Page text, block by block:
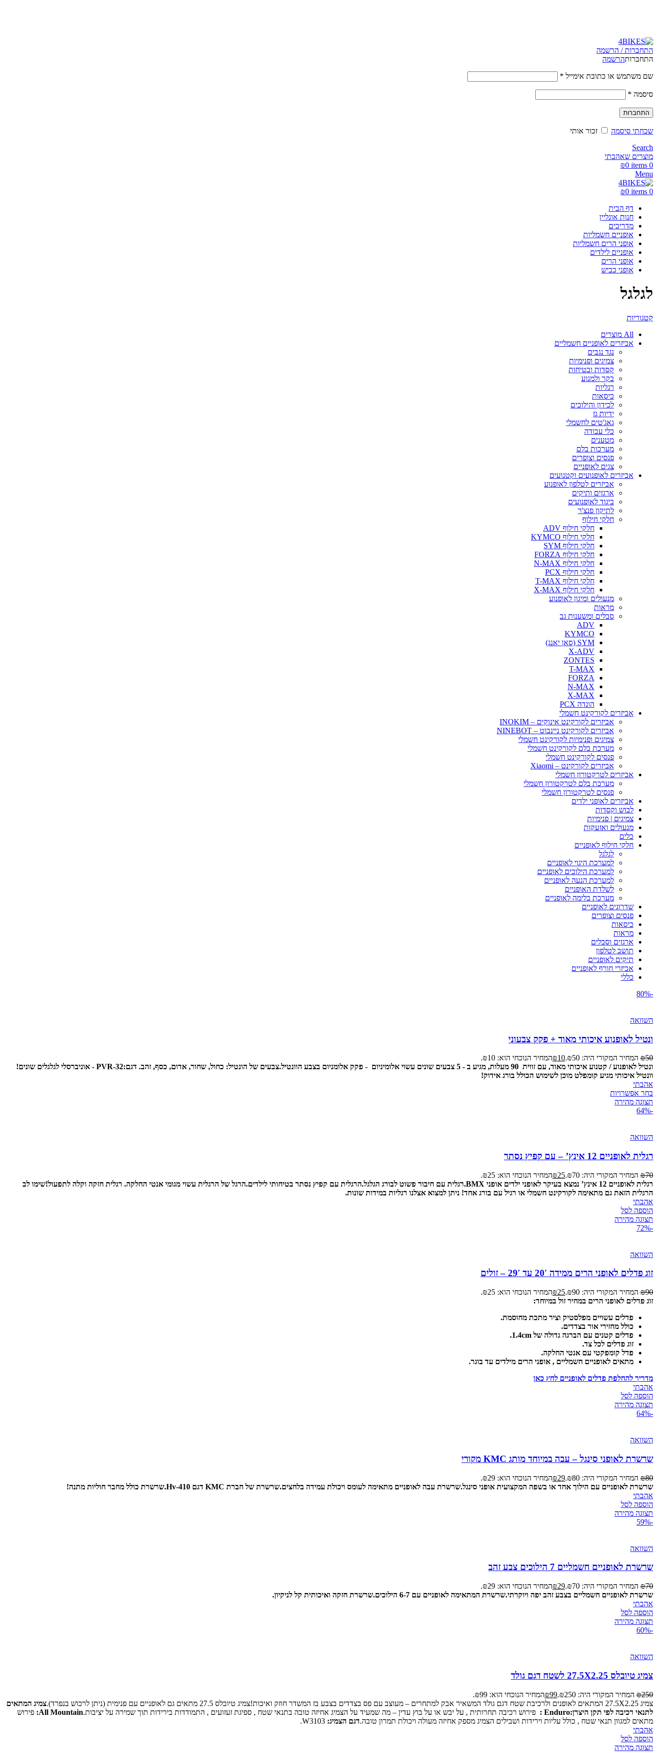
התחברות / הרשמה
התחברותהרשמה
שם משתמש או כתובת אימייל *
סיסמה *
התחברות
שכחתי סיסמה
זכור אותי
Search
מוצרים שאהבתי
0
items
₪0
Menu
0
items
₪0
דף הבית
חנות אונליין
מדריכים
אופניים חשמליות
אופני הרים חשמליות
אופניים לילדים
אופני הרים
אופני כביש
לגלגל
קטגוריות
All מוצרים
אביזרים לאופניים חשמליים
נגד נגבים
צמיגים ופנימיות
קסדות ובטיחות
בקר ולמנוע
רגליות
כיסאות
לכידון והילוכים
ידיות גז
גאג'טים לחשמלי
כלי עבודה
מטענים
מערכות בלם
פנסים וצופרים
צגים לאופניים
אביזרים לאופנועים וקטנועים
אביזרים לטלפון לאופנוע
ארגזים ותיקים
ביגוד לאופנועים
לתיקון פנצ'ר
חלקי חילוף
חלקי חילוף ADV
חלקי חילוף KYMCO
חלקי חילוף SYM
חלקי חילוף FORZA
חלקי חילוף N-MAX
חלקי חילוף PCX
חלקי חילוף T-MAX
חלקי חילוף X-MAX
מנעולים ומיגון לאופנוע
מראות
סבלים ומשענות גב
ADV
KYMCO
SYM (סאן יאנג)
X-ADV
ZONTES
T-MAX
FORZA
N-MAX
X-MAX
הונדה PCX
אביזרים לקורקינט חשמלי
אביזרים לקורקינט אינוקים – INOKIM
אביזרים לקורקינט ניינבוט – NINEBOT
צמיגים ופנימיות לקורקינט חשמלי
מערכת בלם לקורקינט חשמלי
פנסים לקורקינט חשמלי
אביזרים לקורקינט – Xiaomi
אביזרים לטרקטורון חשמלי
מערכת בלם לטרקטורון חשמלי
פנסים לטרקטורון חשמלי
אביזרים לאופני ילדים
לבוש וקסדות
צמיגים | פנימיות
מנעולים ואזעקות
כלים
חלקי חילוף לאופניים
לגלגל
למערכת היגוי לאופניים
למערכת הילוכים לאופניים
למערכת הנעה לאופניים
לשלדת האופניים
מערכת בלימה לאופניים
שדרוגים לאופניים
פנסים וצופרים
כיסאות
מראות
ארגזים וסבלים
תושב לטלפון
תיקים לאופניים
אביזרי חורף לאופניים
כללי
-80%
השוואה
ונטיל לאופנוע איכותי מאוד + פקק צבעוני
₪50 המחיר המקורי היה: ₪50. ₪10
המחיר הנוכחי הוא: ₪10.
ונטיל לאופנוע / קטנוע איכותי מאוד, עם זווית 90 מעלות, מגיע ב - 5 צבעים שונים עשוי אלומיניום - פקק אלומניום בצבע הוונטיל.
צבעים של הונטיל: כחול, שחור, אדום, כסף, זהב. דגם:PVR-32 - אוניברסלי לגלגלים שונים!
וונטיל איכותי מגיע קומפלט מוכן לשימוש הכולל בורג אידוק!
אהבתי
בחר אפשרויות
תצוגה מהירה
-64%
השוואה
רגלית לאופניים 12 אינץ’ – עם קפיץ נסתר
₪70 המחיר המקורי היה: ₪70. ₪25
המחיר הנוכחי הוא: ₪25.
רגלית לאופניים 12 אינץ’ נמצא בעיקר לאופני ילדים אופני BMX.
רגלית עם חיבור פשוט לבורג הגלגל.הרגלית עם קפיץ נסתר בטיחותי לילדים.הרגל של הרגלית עשוי מגומי אנטי החלקה. רגלית חזקה וקלה לתפעול!שימו לב
הרגלית הזאת גם מתאימה לקורקינט חשמלי או רגיל עם בורג אחד! ניתן למצוא אצלנו רגליות במידות שונות.
אהבתי
הוספה לסל
תצוגה מהירה
-72%
השוואה
זוג פדלים לאופני הרים ממידה 20′ עד 29′ – זולים
₪90 המחיר המקורי היה: ₪90. ₪25
המחיר הנוכחי הוא: ₪25.
זוג פדלים לאופני הרים במחיר זול במיוחד:
פדלים עשויים מפלסטיק וציר מתכת מחוסמת.
כולל מחזירי אור בצדדים.
פדלים קטנים עם הברגה גדולה של 1.4cm.
זוג פדלים לכל צד.
פדל קומפקטי עם אנטי החלקה.
מתאים לאופניים חשמליים , אופני הרים מילדים עד בוגר.
מדריך להחלפת פדלים לאופניים לחץ כאן
אהבתי
הוספה לסל
תצוגה מהירה
-64%
השוואה
שרשרת לאופני סינגל – עבה במיוחד מותג KMC מקורי
₪80 המחיר המקורי היה: ₪80. ₪29
המחיר הנוכחי הוא: ₪29.
שרשרת לאופניים עם הילוך אחד או בשפה המקצועית אופני סינגל.שרשרת עבה לאופניים מתאימה לעומס ויכולת עמידה בלחצים.שרשרת של חברת KMC דגם Hv-410.
שרשרת כולל מחבר חוליות מתנה!
אהבתי
הוספה לסל
תצוגה מהירה
-59%
השוואה
שרשרת לאופניים חשמליים 7 הילוכים צבע זהב
₪70 המחיר המקורי היה: ₪70. ₪29
המחיר הנוכחי הוא: ₪29.
שרשרת לאופניים חשמליים בצבע זהב יפה ויוקרתי.שרשרת המתאימה לאופניים עם 6-7 הילוכים.
שרשרת חזקה ואיכותית קל לניקיון.
אהבתי
הוספה לסל
תצוגה מהירה
-60%
השוואה
צמיג טיובלס 27.5X2.25 לשטח דגם גולד
₪250 המחיר המקורי היה: ₪250. ₪99
המחיר הנוכחי הוא: ₪99.
צמיג 27.5X2.25 המתאים לאופנים ולרכיבת שטח דגם גולד המשאיר אבק למתחרים – מעוצב עם פס בצדדים בצבע בז המשדר חוזק ואיכות!צמיג טיובלס 27.5 מתאים גם לאופניים עם פנימית (ניתן לרכוש בנפרד).
צמיג המתאים
לתנאי רכיבה לפי תקן היצרן:Enduro : פירוש רכיבה תחרותית , על יבש או על בוץ עדין – מה שמעיד על הצמיג אחיזה טובה בתנאי שטח , ספיגת זעזועים , התמודדות בירידות תוך שמירה על יציבות.All Mountain: פירוש
מתאים למגוון תנאי שטח , כולל עליות וירידות ושבילים הצמיג מספק אחיזה מעולה ויכולת תמרון טובה.דגם הצמיג:
אהבתי
הוספה לסל
תצוגה מהירה